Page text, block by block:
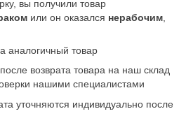
вы получили товар
или он оказался нерабочим
аналогичный товар
возврата товара на наш склад
нашими специалистами
уточняются индивидуально после